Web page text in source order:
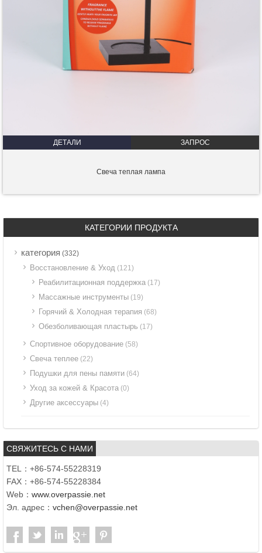
ДЕТАЛИ ЗАПРОС
Свеча теплая лампа
КАТЕГОРИИ ПРОДУКТА
категория (332)
Восстановление & Уход (121)
Реабилитационная поддержка (17)
Массажные инструменты (19)
Горячий & Холодная терапия (68)
Обезболивающая пластырь (17)
Спортивное оборудование (58)
Свеча теплее (22)
Подушки для пены памяти (64)
Уход за кожей & Красота (0)
Другие аксессуары (4)
СВЯЖИТЕСЬ С НАМИ
TEL：+86-574-55228319
FAX：+86-574-55228384
Web： www.overpassie.net
Эл. адрес： vchen@overpassie.net